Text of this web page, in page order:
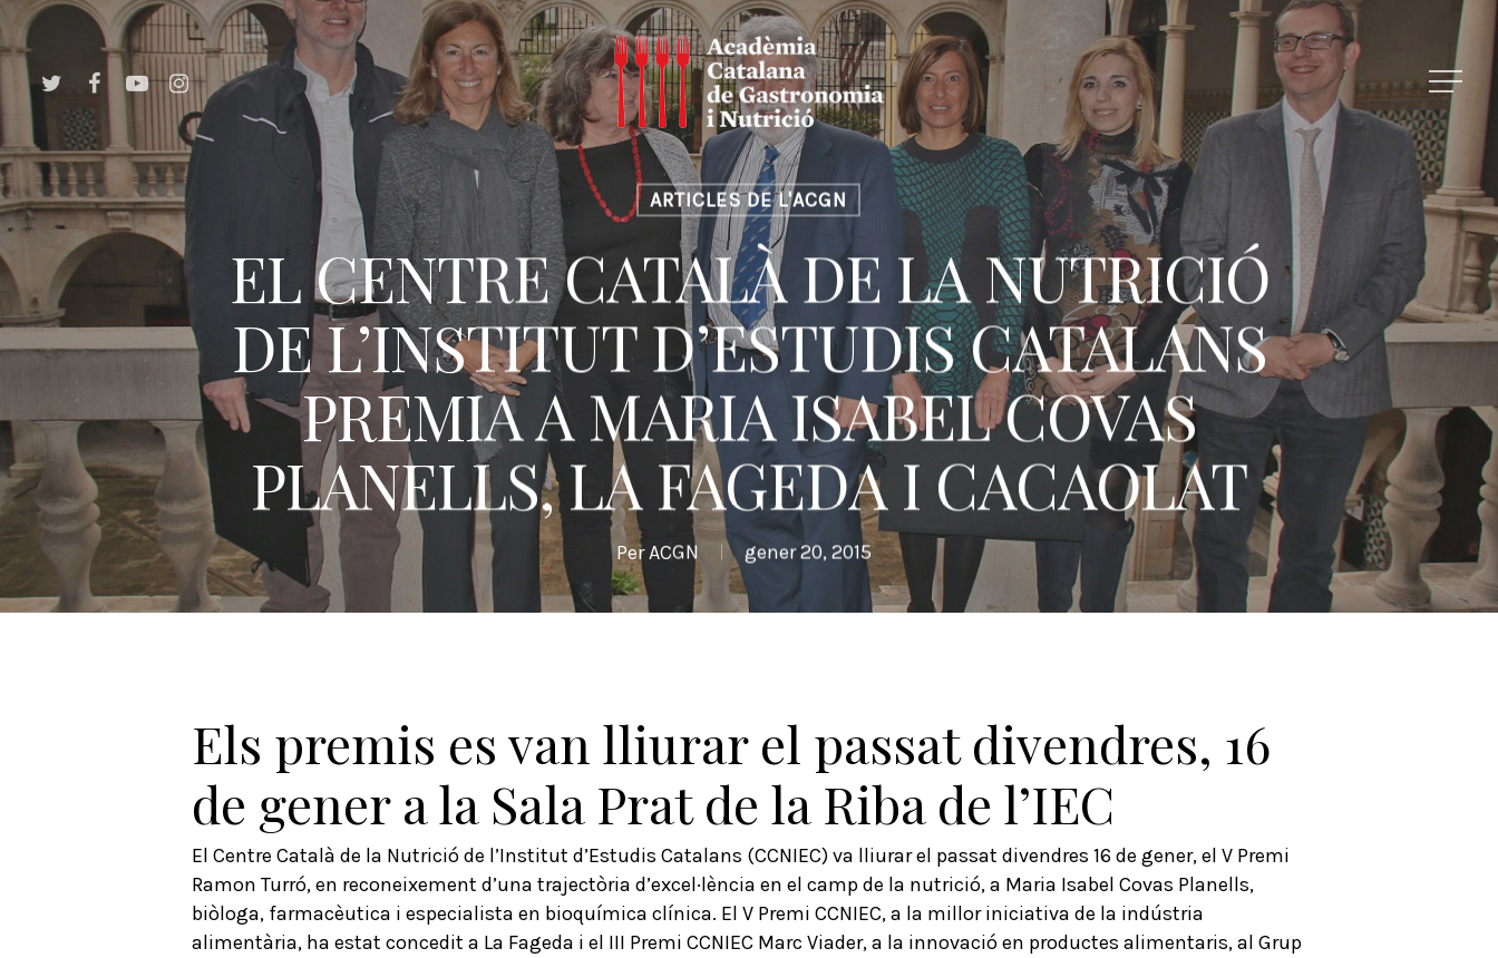
ARTICLES DE L'ACGN
EL CENTRE CATALÀ DE LA NUTRICIÓ
DE L’INSTITUT D’ESTUDIS CATALANS
PREMIA A MARIA ISABEL COVAS
PLANELLS, LA FAGEDA I CACAOLAT
PerACGN gener 20, 2015
Els premis es van lliurar el passat divendres, 16
de gener a la Sala Prat de la Riba de l’IEC
El Centre Català de la Nutrició de l’Institut d’Estudis Catalans (CCNIEC) va lliurar el passat divendres 16 de gener, el V Premi
Ramon Turró, en reconeixement d’una trajectòria d’excel·lència en el camp de la nutrició, a Maria Isabel Covas Planells,
biòloga, farmacèutica i especialista en bioquímica clínica. El V Premi CCNIEC, a la millor iniciativa de la indústria
alimentària, ha estat concedit a La Fageda i el III Premi CCNIEC Marc Viader, a la innovació en productes alimentaris, al Grup